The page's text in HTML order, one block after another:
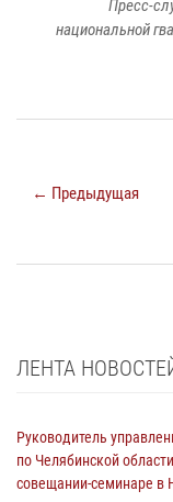
Пресс-
национальной
← Предыдущая
ЛЕНТА
Руководитель
по Челябинской
совещании-семинаре в